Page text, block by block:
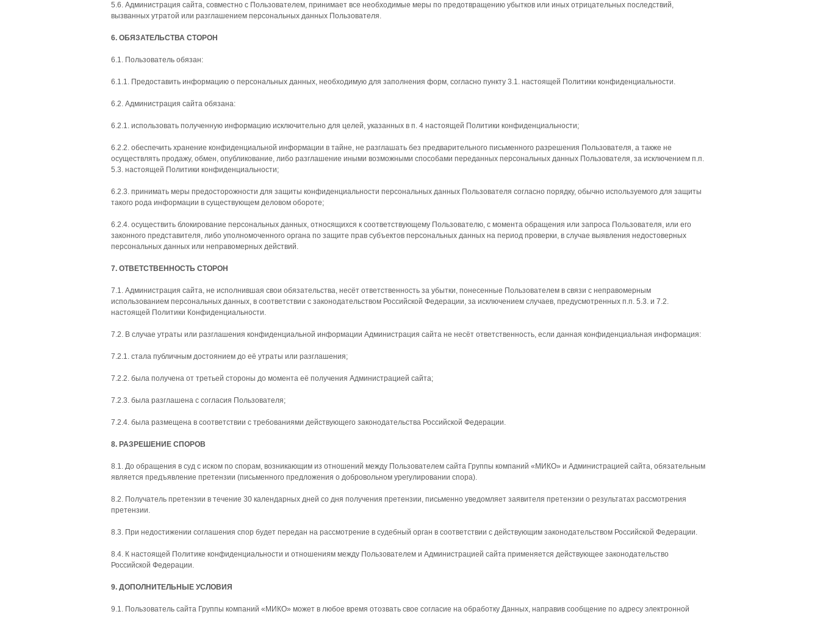
5.6. Администрация сайта, совместно с Пользователем, принимает все необходимые меры по предотвращению убытков или иных отрицательных последствий,
вызванных утратой или разглашением персональных данных Пользователя.
6. ОБЯЗАТЕЛЬСТВА СТОРОН
6.1. Пользователь обязан:
6.1.1. Предоставить информацию о персональных данных, необходимую для заполнения форм, согласно пункту 3.1. настоящей Политики конфиденциальности.
6.2. Администрация сайта обязана:
6.2.1. использовать полученную информацию исключительно для целей, указанных в п. 4 настоящей Политики конфиденциальности;
6.2.2. обеспечить хранение конфиденциальной информации в тайне, не разглашать без предварительного письменного разрешения Пользователя, а также не
осуществлять продажу, обмен, опубликование, либо разглашение иными возможными способами переданных персональных данных Пользователя, за исключением п.п.
5.3. настоящей Политики конфиденциальности;
6.2.3. принимать меры предосторожности для защиты конфиденциальности персональных данных Пользователя согласно порядку, обычно используемого для защиты
такого рода информации в существующем деловом обороте;
6.2.4. осуществить блокирование персональных данных, относящихся к соответствующему Пользователю, с момента обращения или запроса Пользователя, или его
законного представителя, либо уполномоченного органа по защите прав субъектов персональных данных на период проверки, в случае выявления недостоверных
персональных данных или неправомерных действий.
7. ОТВЕТСТВЕННОСТЬ СТОРОН
7.1. Администрация сайта, не исполнившая свои обязательства, несёт ответственность за убытки, понесенные Пользователем в связи с неправомерным
использованием персональных данных, в соответствии с законодательством Российской Федерации, за исключением случаев, предусмотренных п.п. 5.3. и 7.2.
настоящей Политики Конфиденциальности.
7.2. В случае утраты или разглашения конфиденциальной информации Администрация сайта не несёт ответственность, если данная конфиденциальная информация:
7.2.1. стала публичным достоянием до её утраты или разглашения;
7.2.2. была получена от третьей стороны до момента её получения Администрацией сайта;
7.2.3. была разглашена с согласия Пользователя;
7.2.4. была размещена в соответствии с требованиями действующего законодательства Российской Федерации.
8. РАЗРЕШЕНИЕ СПОРОВ
8.1. До обращения в суд с иском по спорам, возникающим из отношений между Пользователем сайта Группы компаний «МИКО» и Администрацией сайта, обязательным
является предъявление претензии (письменного предложения о добровольном урегулировании спора).
8.2. Получатель претензии в течение 30 календарных дней со дня получения претензии, письменно уведомляет заявителя претензии о результатах рассмотрения
претензии.
8.3. При недостижении соглашения спор будет передан на рассмотрение в судебный орган в соответствии с действующим законодательством Российской Федерации.
8.4. К настоящей Политике конфиденциальности и отношениям между Пользователем и Администрацией сайта применяется действующее законодательство
Российской Федерации.
9. ДОПОЛНИТЕЛЬНЫЕ УСЛОВИЯ
9.1. Пользователь сайта Группы компаний «МИКО» может в любое время отозвать свое согласие на обработку Данных, направив сообщение по адресу электронной